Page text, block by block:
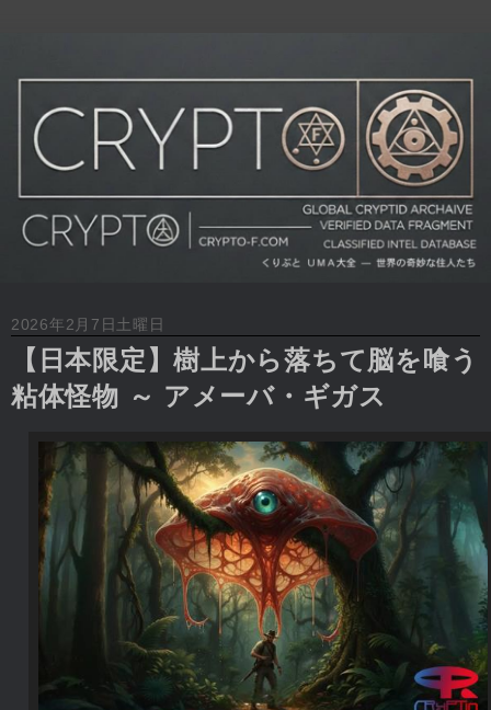
2026年2月7日土曜日
【日本限定】樹上から落ちて脳を喰う
粘体怪物 ～ アメーバ・ギガス